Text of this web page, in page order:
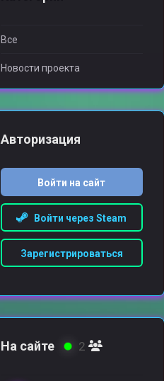
Все
Новости проекта
Авторизация
Войти на сайт
Войти через Steam
Зарегистрироваться
На сайте 2